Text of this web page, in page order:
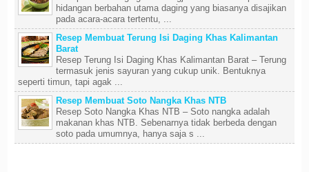
hidangan berbahan utama daging yang biasanya disajikan
pada acara-acara tertentu, ...
Resep Membuat Terung Isi Daging Khas Kalimantan
Barat
Resep Terung Isi Daging Khas Kalimantan Barat – Terung
termasuk jenis sayuran yang cukup unik. Bentuknya
seperti timun, tapi agak ...
Resep Membuat Soto Nangka Khas NTB
Resep Soto Nangka Khas NTB – Soto nangka adalah
makanan khas NTB. Sebenarnya tidak berbeda dengan
soto pada umumnya, hanya saja s ...